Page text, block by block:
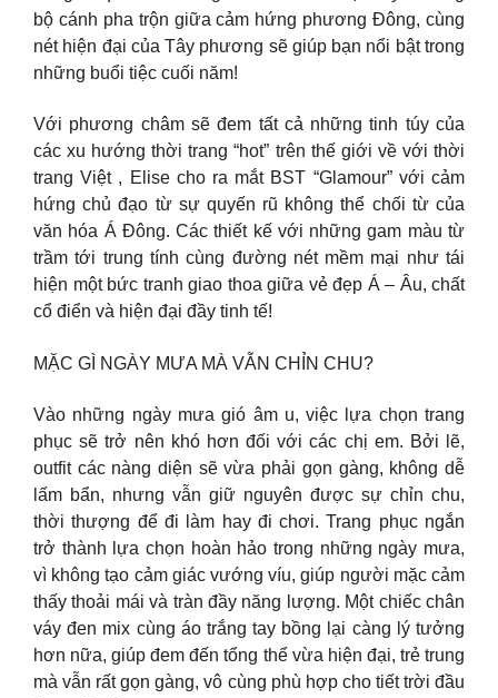
bộ cánh pha trộn giữa cảm hứng phương Đông, cùng
nét hiện đại của Tây phương sẽ giúp bạn nổi bật trong
những buổi tiệc cuối năm!
Với phương châm sẽ đem tất cả những tinh túy của
các xu hướng thời trang “hot” trên thế giới về với thời
trang Việt , Elise cho ra mắt BST “Glamour” với cảm
hứng chủ đạo từ sự quyến rũ không thể chối từ của
văn hóa Á Đông. Các thiết kế với những gam màu từ
trầm tới trung tính cùng đường nét mềm mại như tái
hiện một bức tranh giao thoa giữa vẻ đẹp Á – Âu, chất
cổ điển và hiện đại đầy tinh tế!
MẶC GÌ NGÀY MƯA MÀ VẪN CHỈN CHU?
Vào những ngày mưa gió âm u, việc lựa chọn trang
phục sẽ trở nên khó hơn đối với các chị em. Bởi lẽ,
outfit các nàng diện sẽ vừa phải gọn gàng, không dễ
lấm bẩn, nhưng vẫn giữ nguyên được sự chỉn chu,
thời thượng để đi làm hay đi chơi. Trang phục ngắn
trở thành lựa chọn hoàn hảo trong những ngày mưa,
vì không tạo cảm giác vướng víu, giúp người mặc cảm
thấy thoải mái và tràn đầy năng lượng. Một chiếc chân
váy đen mix cùng áo trắng tay bồng lại càng lý tưởng
hơn nữa, giúp đem đến tổng thể vừa hiện đại, trẻ trung
mà vẫn rất gọn gàng, vô cùng phù hợp cho tiết trời đầu